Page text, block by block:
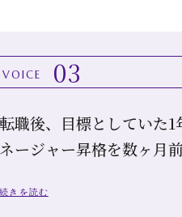
VOICE 03
転職後、目標としていた1
ネージャー昇格を数ヶ月
続きを読む